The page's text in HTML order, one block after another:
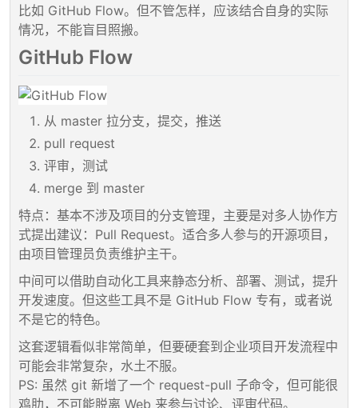
比如 GitHub Flow。但不管怎样，应该结合自身的实际
情况，不能盲目照搬。
GitHub Flow
从 master 拉分支，提交，推送
pull request
评审，测试
merge 到 master
特点：基本不涉及项目的分支管理，主要是对多人协作方
式提出建议：Pull Request。适合多人参与的开源项目，
由项目管理员负责维护主干。
中间可以借助自动化工具来静态分析、部署、测试，提升
开发速度。但这些工具不是 GitHub Flow 专有，或者说
不是它的特色。
这套逻辑看似非常简单，但要硬套到企业项目开发流程中
可能会非常复杂，水土不服。
PS: 虽然 git 新增了一个 request-pull 子命令，但可能很
鸡肋，不可能脱离 Web 来参与讨论、评审代码。